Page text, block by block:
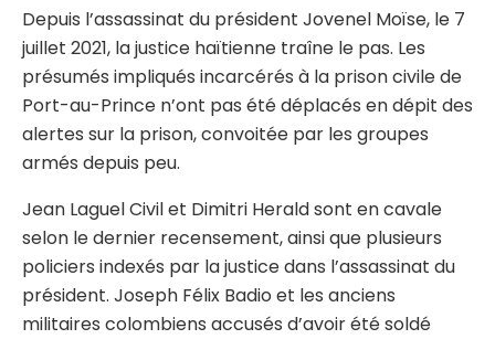
Depuis l’assassinat du président Jovenel Moïse, le 7
juillet 2021, la justice haïtienne traîne le pas. Les
présumés impliqués incarcérés à la prison civile de
Port-au-Prince n’ont pas été déplacés en dépit des
alertes sur la prison, convoitée par les groupes
armés depuis peu.
Jean Laguel Civil et Dimitri Herald sont en cavale
selon le dernier recensement, ainsi que plusieurs
policiers indexés par la justice dans l’assassinat du
président. Joseph Félix Badio et les anciens
militaires colombiens accusés d’avoir été soldé